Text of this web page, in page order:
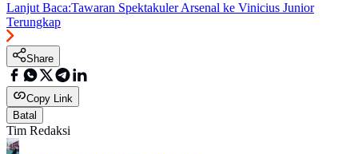
Lanjut Baca:Tawaran Spektakuler Arsenal ke Vinicius Junior
Terungkap
Share
Copy Link
Batal
Tim Redaksi